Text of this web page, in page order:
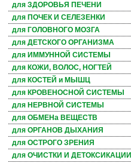
для ЗДОРОВЬЯ ПЕЧЕНИ
для ПОЧЕК И СЕЛЕЗЕНКИ
для ГОЛОВНОГО МОЗГА
для ДЕТСКОГО ОРГАНИЗМА
для ИММУННОЙ СИСТЕМЫ
для КОЖИ, ВОЛОС, НОГТЕЙ
для КОСТЕЙ и МЫШЦ
для КРОВЕНОСНОЙ СИСТЕМЫ
для НЕРВНОЙ СИСТЕМЫ
для ОБМЕНа ВЕЩЕСТВ
для ОРГАНОВ ДЫХАНИЯ
для ОСТРОГО ЗРЕНИЯ
для ОЧИСТКИ И ДЕТОКСИКАЦИИ